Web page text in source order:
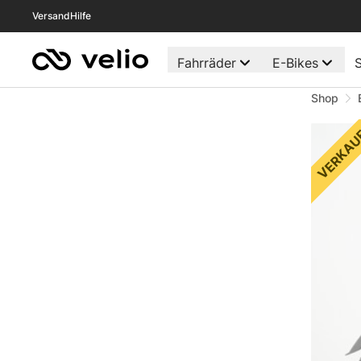
VersandHilfe
Fahrräder E-Bikes
Shop